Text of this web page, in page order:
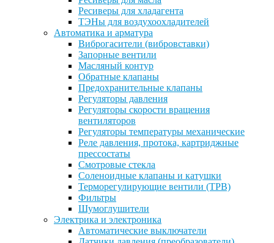
Ресиверы для хладагента
ТЭНы для воздухоохладителей
Автоматика и арматура
Виброгасители (вибровставки)
Запорные вентили
Масляный контур
Обратные клапаны
Предохранительные клапаны
Регуляторы давления
Регуляторы скорости вращения
вентиляторов
Регуляторы температуры механические
Реле давления, протока, картриджные
прессостаты
Смотровые стекла
Соленоидные клапаны и катушки
Терморегулирующие вентили (ТРВ)
Фильтры
Шумоглушители
Электрика и электроника
Автоматические выключатели